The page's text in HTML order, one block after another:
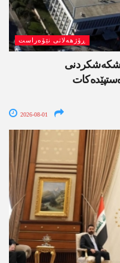
ڕۆژھەلاتی نێۆەراست
2026-08-01